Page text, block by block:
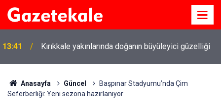
13:41 Kırıkkale yakınlarında doğanın büyüleyici güzelliği
Anasayfa Güncel
Başpınar Stadyumu’nda Çim
Seferberliği: Yeni sezona hazırlanıyor